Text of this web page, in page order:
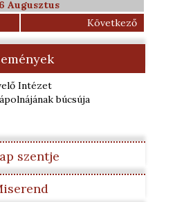
Augusztus
Következő
Intézet
búcsúja
szentje